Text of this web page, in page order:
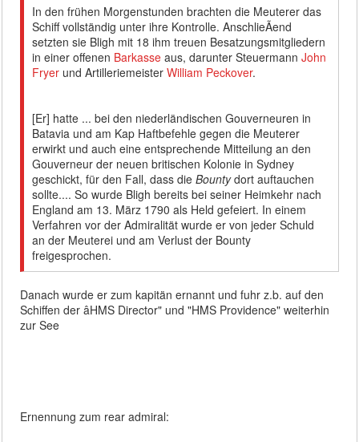
In den frühen Morgenstunden brachten die Meuterer das
Schiff vollständig unter ihre Kontrolle. AnschlieÃend
setzten sie Bligh mit 18 ihm treuen Besatzungsmitgliedern
in einer offenen Barkasse aus, darunter SteuermannJohn
Fryer und ArtilleriemeisterWilliam Peckover.
[Er] hatte ... bei den niederländischen Gouverneuren in
Batavia und am Kap Haftbefehle gegen die Meuterer
erwirkt und auch eine entsprechende Mitteilung an den
Gouverneur der neuen britischen Kolonie in Sydney
geschickt, für den Fall, dass dieBountydort auftauchen
sollte.... So wurde Bligh bereits bei seiner Heimkehr nach
England am 13. März 1790 als Held gefeiert. In einem
Verfahren vor der Admiralität wurde er von jeder Schuld
an der Meuterei und am Verlust der Bounty
freigesprochen.
Danach wurde er zum kapitän ernannt und fuhr z.b. auf den
Schiffen der âHMS Director" und "HMS Providence" weiterhin
zur See
Ernennung zum rear admiral: